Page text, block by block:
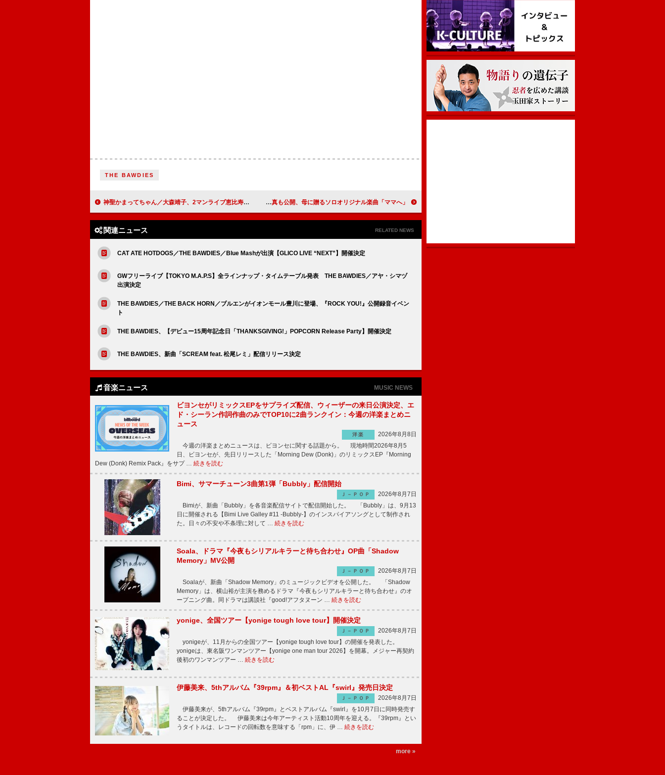
THE BAWDIES
神聖かまってちゃん／大森靖子、2マンライブ恵比寿リキッドルーム開催決定 豆原一成（JO1）幼少期の写真も公開、母に贈るソロオリジナル楽曲「ママへ」
関連ニュース RELATED NEWS
CAT ATE HOTDOGS／THE BAWDIES／Blue Mashが出演【GLICO LIVE “NEXT”】開催決定
GWフリーライブ【TOKYO M.A.P.S】全ラインナップ・タイムテーブル発表 THE BAWDIES／アヤ・シマヅ
出演決定
THE BAWDIES／THE BACK HORN／ブルエンがイオンモール豊川に登場、『ROCK YOU!』公開録音イベン
ト
THE BAWDIES、【デビュー15周年記念日「THANKSGIVING!」POPCORN Release Party】開催決定
THE BAWDIES、新曲「SCREAM feat. 松尾レミ」配信リリース決定
音楽ニュース MUSIC NEWS
ビヨンセがリミックスEPをサプライズ配信、ウィーザーの来日公演決定、エ
ド・シーラン作詞作曲のみでTOP10に2曲ランクイン：今週の洋楽まとめニ
ュース
洋楽
2026年8月8日
今週の洋楽まとめニュースは、ビヨンセに関する話題から。 現地時間2026年8月5
日、ビヨンセが、先日リリースした「Morning Dew (Donk)」のリミックスEP『Morning
Dew (Donk) Remix Pack』をサプ … 続きを読む
Bimi、サマーチューン3曲第1弾「Bubbly」配信開始
Ｊ－ＰＯＰ
2026年8月7日
Bimiが、新曲「Bubbly」を各音楽配信サイトで配信開始した。 「Bubbly」は、9月13
日に開催される【Bimi Live Galley #11 -Bubbly-】のインスパイアソングとして制作され
た。日々の不安や不条理に対して … 続きを読む
Soala、ドラマ『今夜もシリアルキラーと待ち合わせ』OP曲「Shadow
Memory」MV公開
Ｊ－ＰＯＰ
2026年8月7日
Soalaが、新曲「Shadow Memory」のミュージックビデオを公開した。 「Shadow
Memory」は、横山裕が主演を務めるドラマ『今夜もシリアルキラーと待ち合わせ』のオ
ープニング曲。同ドラマは講談社『good!アフタヌーン … 続きを読む
yonige、全国ツアー【yonige tough love tour】開催決定
Ｊ－ＰＯＰ
2026年8月7日
yonigeが、11月からの全国ツアー【yonige tough love tour】の開催を発表した。
yonigeは、東名阪ワンマンツアー【yonige one man tour 2026】を開幕。メジャー再契約
後初のワンマンツアー … 続きを読む
伊藤美来、5thアルバム『39rpm』＆初ベストAL『swirl』発売日決定
Ｊ－ＰＯＰ
2026年8月7日
伊藤美来が、5thアルバム『39rpm』とベストアルバム『swirl』を10月7日に同時発売す
ることが決定した。 伊藤美来は今年アーティスト活動10周年を迎える。『39rpm』とい
うタイトルは、レコードの回転数を意味する「rpm」に、伊 … 続きを読む
more »